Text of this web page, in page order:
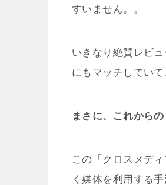
すいません。。
いきなり絶賛レビ
にもマッチしていて
まさに、これから
この「クロスメデ
く媒体を利用する手